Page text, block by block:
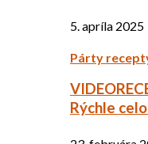
5. apríla 2025
Párty
Rýchle